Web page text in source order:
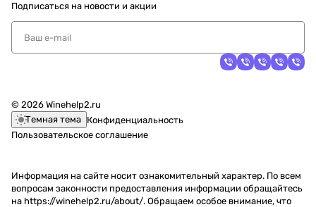
Подписаться на новости и акции
© 2026 Winehelp2.ru
Темная тема Конфиденциальность
Пользовательское соглашение
Информация на сайте носит ознакомительный характер. По всем
вопросам законности предоставления информации обращайтесь
на https://winehelp2.ru/about/. Обращаем особое внимание, что